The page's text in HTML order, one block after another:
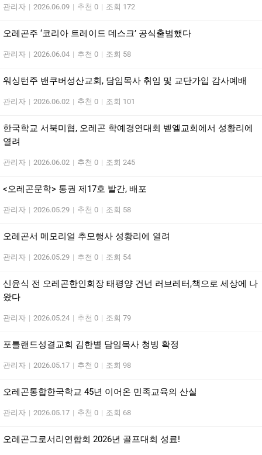
관리자 | 2026.06.09 | 추천 0 | 조회 172
오레곤주 ‘코리아 트레이드 데스크’ 공식출범했다
관리자 | 2026.06.04 | 추천 0 | 조회 58
워싱턴주 밴쿠버성산교회, 담임목사 취임 및 교단가입 감사예배
관리자 | 2026.06.02 | 추천 0 | 조회 101
한국학교 서북미협, 오레곤 학예경연대회 벧엘교회에서 성황리에
열려
관리자 | 2026.06.02 | 추천 0 | 조회 245
<오레곤문학> 통권 제17호 발간, 배포
관리자 | 2026.05.29 | 추천 0 | 조회 58
오레곤서 메모리얼 추모행사 성황리에 열려
관리자 | 2026.05.29 | 추천 0 | 조회 54
신윤식 전 오레곤한인회장 태평양 건넌 러브레터,책으로 세상에 나
왔다
관리자 | 2026.05.24 | 추천 0 | 조회 79
포틀랜드성결교회 김한별 담임목사 청빙 확정
관리자 | 2026.05.17 | 추천 0 | 조회 98
오레곤통합한국학교 45년 이어온 민족교육의 산실
관리자 | 2026.05.17 | 추천 0 | 조회 68
오레곤그로서리연합회 2026년 골프대회 성료!